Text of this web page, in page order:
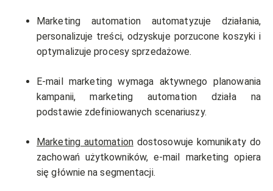
Marketing automation automatyzuje działania,
personalizuje treści, odzyskuje porzucone koszyki i
optymalizuje procesy sprzedażowe.
E-mail marketing wymaga aktywnego planowania
kampanii, marketing automation działa na
podstawie zdefiniowanych scenariuszy.
Marketing automationdostosowuje komunikaty do
zachowań użytkowników, e-mail marketing opiera
się głównie na segmentacji.